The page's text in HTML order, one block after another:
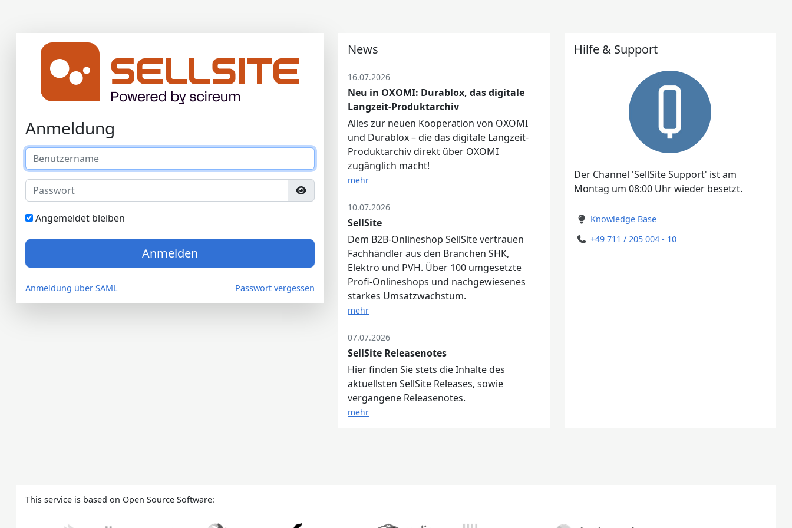
Anmeldung
Angemeldet bleiben
Anmelden
Anmeldung über SAML Passwort vergessen
News
16.07.2026
Neu in OXOMI: Durablox, das digitale
Langzeit-Produktarchiv
Alles zur neuen Kooperation von OXOMI
und Durablox – die das digitale Langzeit-
Produktarchiv direkt über OXOMI
zugänglich macht!
mehr
10.07.2026
SellSite
Dem B2B-Onlineshop SellSite vertrauen
Fachhändler aus den Branchen SHK,
Elektro und PVH. Über 100 umgesetzte
Profi-Onlineshops und nachgewiesenes
starkes Umsatzwachstum.
mehr
07.07.2026
SellSite Releasenotes
Hier finden Sie stets die Inhalte des
aktuellsten SellSite Releases, sowie
vergangene Releasenotes.
mehr
Hilfe & Support
Der Channel 'SellSite Support' ist am
Montag um 08:00 Uhr wieder besetzt.
Knowledge Base
+49 711 / 205 004 - 10
This service is based on Open Source Software: